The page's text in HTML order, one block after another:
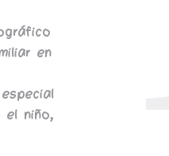
en
el niño,